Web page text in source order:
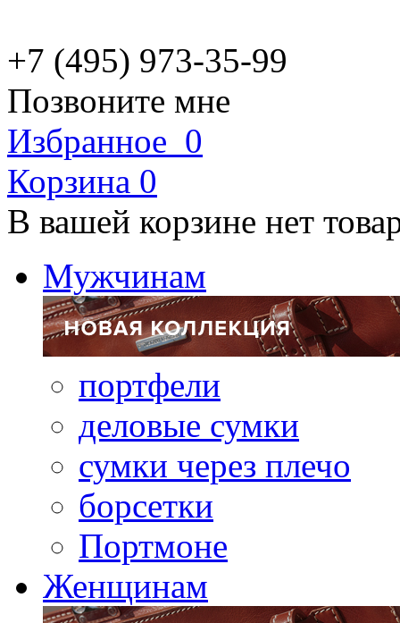
+7 (495) 973-35-99
Позвоните мне
Избранное 0
Корзина 0
В вашей корзине нет
Мужчинам
портфели
деловые сумки
сумки через плечо
борсетки
Портмоне
Женщинам